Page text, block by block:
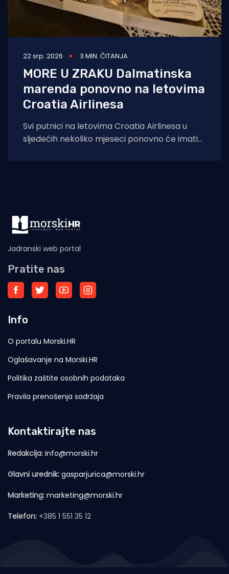
22 srp. 2026 3 MIN. ČITANJA
MORE U ZRAKU Dalmatinska
marenda ponovno na letovima
Croatia Airlinesa
Svi putnici na letovima Croatia Airlinesa u
sljedećih nekoliko mjeseci ponovno će imati
Jadranski web portal
Pratite nas
Info
O portalu Morski.HR
Oglašavanje na Morski.HR
Politika zaštite osobnih podataka
Pravila prenošenja sadržaja
Kontaktirajte nas
Redakcija: info@morski.hr
Glavni urednik: gasparjurica@morski.hr
Marketing: marketing@morski.hr
Telefon: +385 1 551 35 12